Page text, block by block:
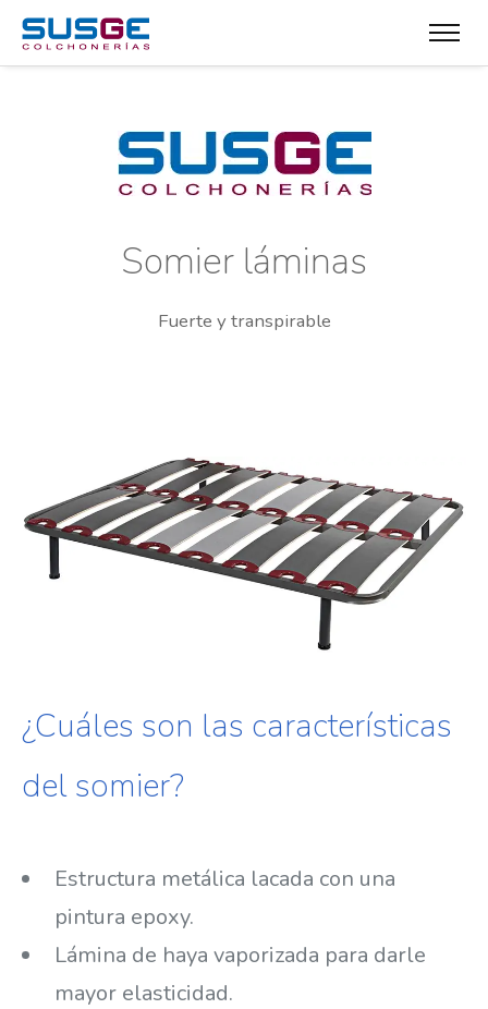
Somier láminas
Fuerte y transpirable
¿Cuáles son las características
del somier?
Estructura metálica lacada con una
pintura epoxy.
Lámina de haya vaporizada para darle
mayor elasticidad.